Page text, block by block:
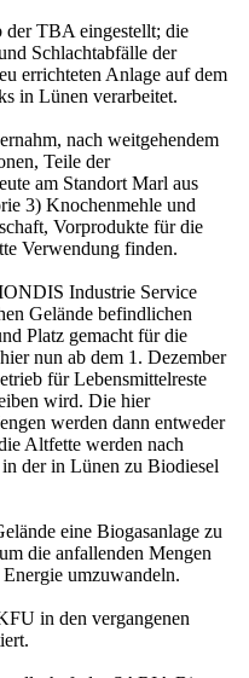
der TBA eingestellt; die
Schlachtabfälle der
errichteten Anlage auf dem
in Lünen verarbeitet.
nach weitgehendem
Teile der
am Standort Marl aus
3) Knochenmehle und
Vorprodukte für die
Verwendung finden.
Industrie Service
Gelände befindlichen
Platz gemacht für die
nun ab dem 1. Dezember
für Lebensmittelreste
wird. Die hier
werden dann entweder
Altfette werden nach
der in Lünen zu Biodiesel
eine Biogasanlage zu
die anfallenden Mengen
umzuwandeln.
in den vergangenen